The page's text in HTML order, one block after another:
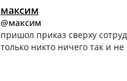
максим
@максим
пришол приказ сверху
только никто ничего так и не